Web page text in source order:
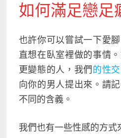
如何滿足戀足
也許你可以嘗試一下愛
直想在臥室裡做的事情
更變態的人，我們的性
向你的男人提出來。請記
不同的含義 。
我們也有一些性感的方式